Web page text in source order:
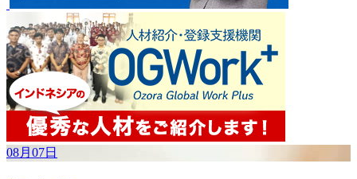
08月07日